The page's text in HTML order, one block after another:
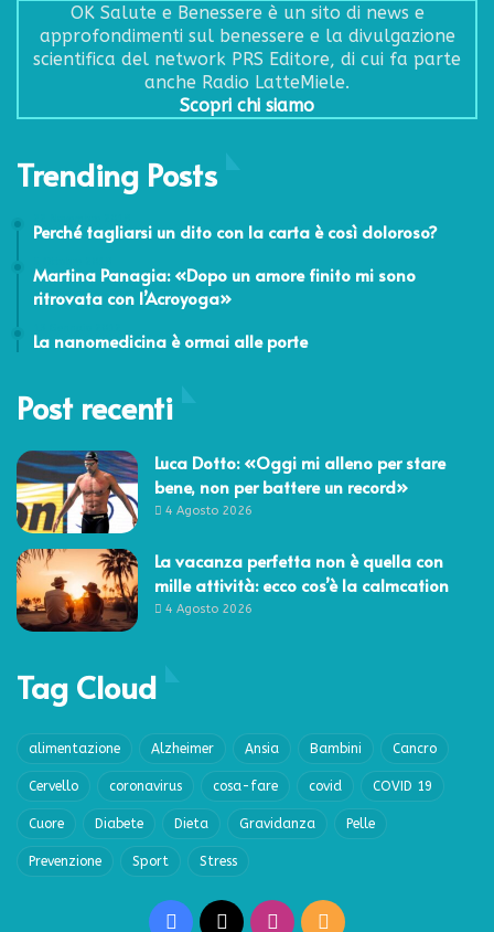
OK Salute e Benessere è un sito di news e
approfondimenti sul benessere e la divulgazione
scientifica del network PRS Editore, di cui fa parte
anche Radio LatteMiele.
Scopri chi siamo
Trending Posts
Perché tagliarsi un dito con la carta è così doloroso?
Martina Panagia: «Dopo un amore finito mi sono
ritrovata con l’Acroyoga»
La nanomedicina è ormai alle porte
Post recenti
Luca Dotto: «Oggi mi alleno per stare
bene, non per battere un record»
4 Agosto 2026
La vacanza perfetta non è quella con
mille attività: ecco cos’è la calmcation
4 Agosto 2026
Tag Cloud
alimentazione Alzheimer Ansia Bambini Cancro
Cervello coronavirus cosa-fare covid COVID 19
Cuore Diabete Dieta Gravidanza Pelle
Prevenzione Sport Stress
Facebook Instagram
RSS